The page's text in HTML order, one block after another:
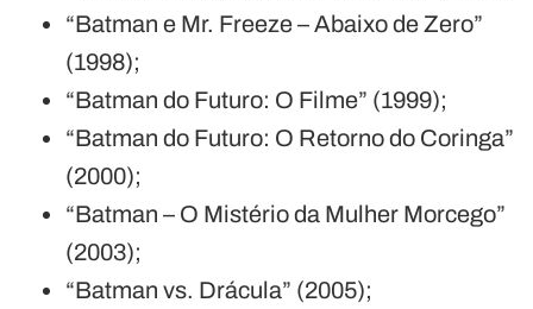
“Batman e Mr. Freeze – Abaixo de Zero”
(1998);
“Batman do Futuro: O Filme” (1999);
“Batman do Futuro: O Retorno do Coringa”
(2000);
“Batman – O Mistério da Mulher Morcego”
(2003);
“Batman vs. Drácula” (2005);